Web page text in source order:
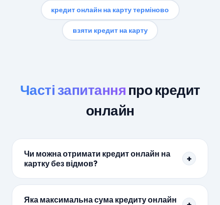
кредит онлайн на карту терміново
взяти кредит на карту
Часті запитання про кредит
онлайн
Чи можна отримати кредит онлайн на
картку без відмов?
+
Так. Більшість МФО в рейтингу Arial видають
кредит онлайн на картку з рівнем схвалення 97–
Яка максимальна сума кредиту онлайн